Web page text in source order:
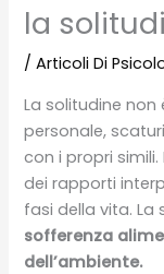
la
/Articoli Di
La solitudine
personale,
con i propri
dei rapporti
fasi della vita. La
sofferenza
dell’ambiente.